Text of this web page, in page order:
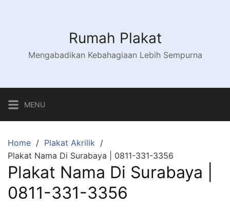
Rumah Plakat
Mengabadikan Kebahagiaan Lebih Sempurna
MENU
Home
Plakat Akrilik
Plakat Nama Di Surabaya | 0811-331-3356
Plakat Nama Di Surabaya |
0811-331-3356